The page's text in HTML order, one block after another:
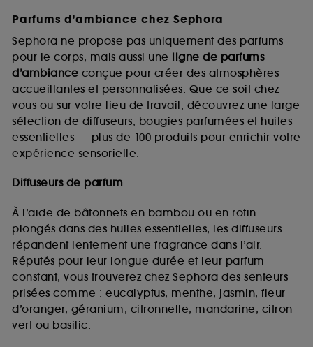
Parfums d’ambiance chez Sephora
Sephora ne propose pas uniquement des parfums
pour le corps, mais aussi une ligne de parfums
d’ambiance conçue pour créer des atmosphères
accueillantes et personnalisées. Que ce soit chez
vous ou sur votre lieu de travail, découvrez une large
sélection de diffuseurs, bougies parfumées et huiles
essentielles — plus de 100 produits pour enrichir votre
expérience sensorielle.
Diffuseurs de parfum
À l’aide de bâtonnets en bambou ou en rotin
plongés dans des huiles essentielles, les diffuseurs
répandent lentement une fragrance dans l’air.
Réputés pour leur longue durée et leur parfum
constant, vous trouverez chez Sephora des senteurs
prisées comme : eucalyptus, menthe, jasmin, fleur
d’oranger, géranium, citronnelle, mandarine, citron
vert ou basilic.